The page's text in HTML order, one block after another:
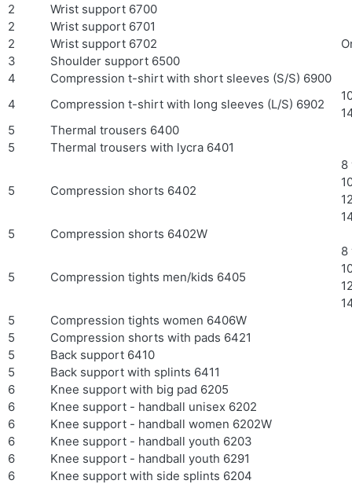
2
Wrist support 6700
2
Wrist support 6701
2
Wrist support 6702
3
Shoulder support 6500
4
Compression t-shirt with short sleeves (S/S) 6900
4
Compression t-shirt with long sleeves (L/S) 6902
5
Thermal trousers 6400
5
Thermal trousers with lycra 6401
5 Compression shorts 6402
8
5
Compression shorts 6402W
5 Compression tights men/kids 6405
8
5
Compression tights women 6406W
5
Compression shorts with pads 6421
5
Back support 6410
5
Back support with splints 6411
6
Knee support with big pad 6205
6
Knee support - handball unisex 6202
6
Knee support - handball women 6202W
6
Knee support - handball youth 6203
6
Knee support - handball youth 6291
6
Knee support with side splints 6204